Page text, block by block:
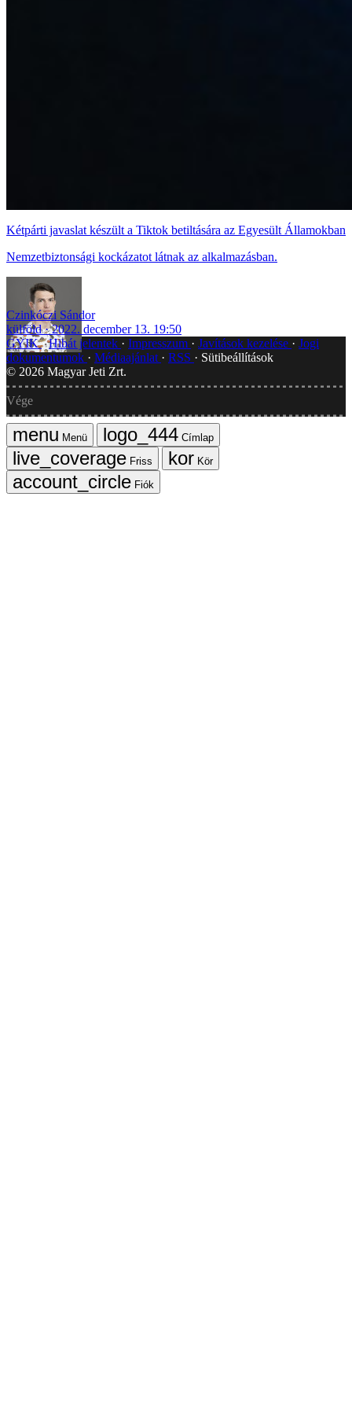
Kétpárti javaslat készült a Tiktok betiltására az Egyesült Államokban
Nemzetbiztonsági kockázatot látnak az alkalmazásban.
Czinkóczi Sándor
külföld
2022. december 13. 19:50
GYIK Hibát jelentek Impresszum Javítások kezelése
Jogi
dokumentumok
Médiaajánlat RSS
Sütibeállítások
© 2026 Magyar Jeti Zrt.
Vége
Menü
Címlap
Friss
Kör
Fiók